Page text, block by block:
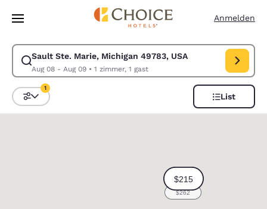
Weiter Zu Hauptinhalt
Anmelden
Sault Ste. Marie, Michigan 49783, USA
Aug 08 - Aug 09• 1 zimmer, 1 gast
Suche für Sault Ste. Marie, Michigan 49783, USA ändern. Check-in-
Sortieren und Filtern,
1
List